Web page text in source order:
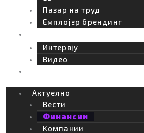
Пазар на труд
Емплојер брендинг
Интервју
Видео
Актуелно
Вести
Финансии
Компании